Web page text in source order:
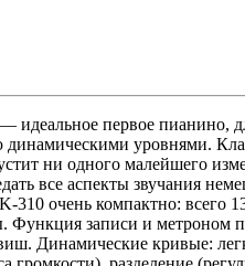
первое пианино,
динамическими уровнями.
ни одного малейшего
все аспекты звучания
310 очень компактно:
Функция записи и
Динамические кривые: